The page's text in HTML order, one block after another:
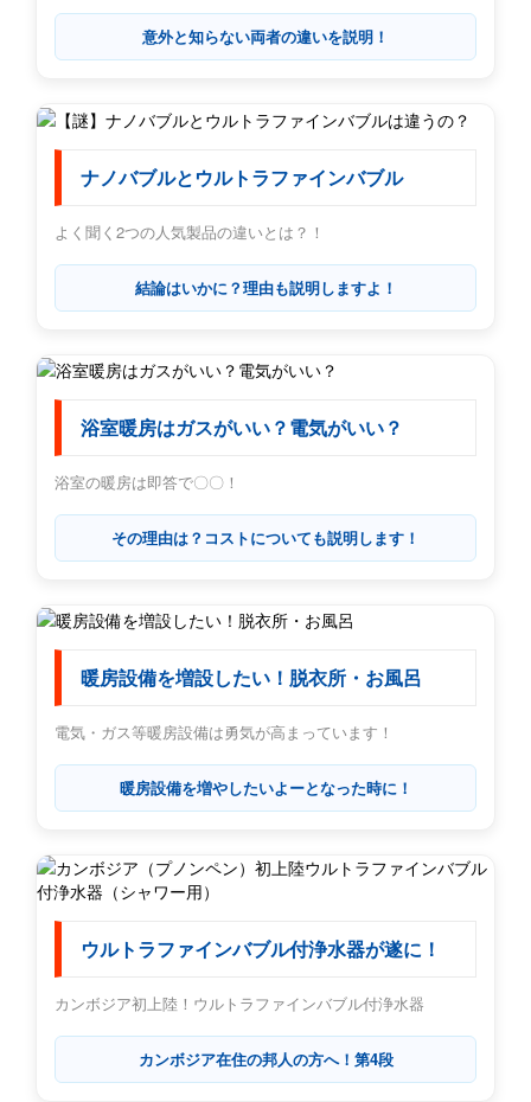
意外と知らない両者の違いを説明！
ナノバブルとウルトラファインバブル
よく聞く2つの人気製品の違いとは？！
結論はいかに？理由も説明しますよ！
浴室暖房はガスがいい？電気がいい？
浴室の暖房は即答で〇〇！
その理由は？コストについても説明します！
暖房設備を増設したい！脱衣所・お風呂
電気・ガス等暖房設備は勇気が高まっています！
暖房設備を増やしたいよーとなった時に！
ウルトラファインバブル付浄水器が遂に！
カンボジア初上陸！ウルトラファインバブル付浄水器
カンボジア在住の邦人の方へ！第4段